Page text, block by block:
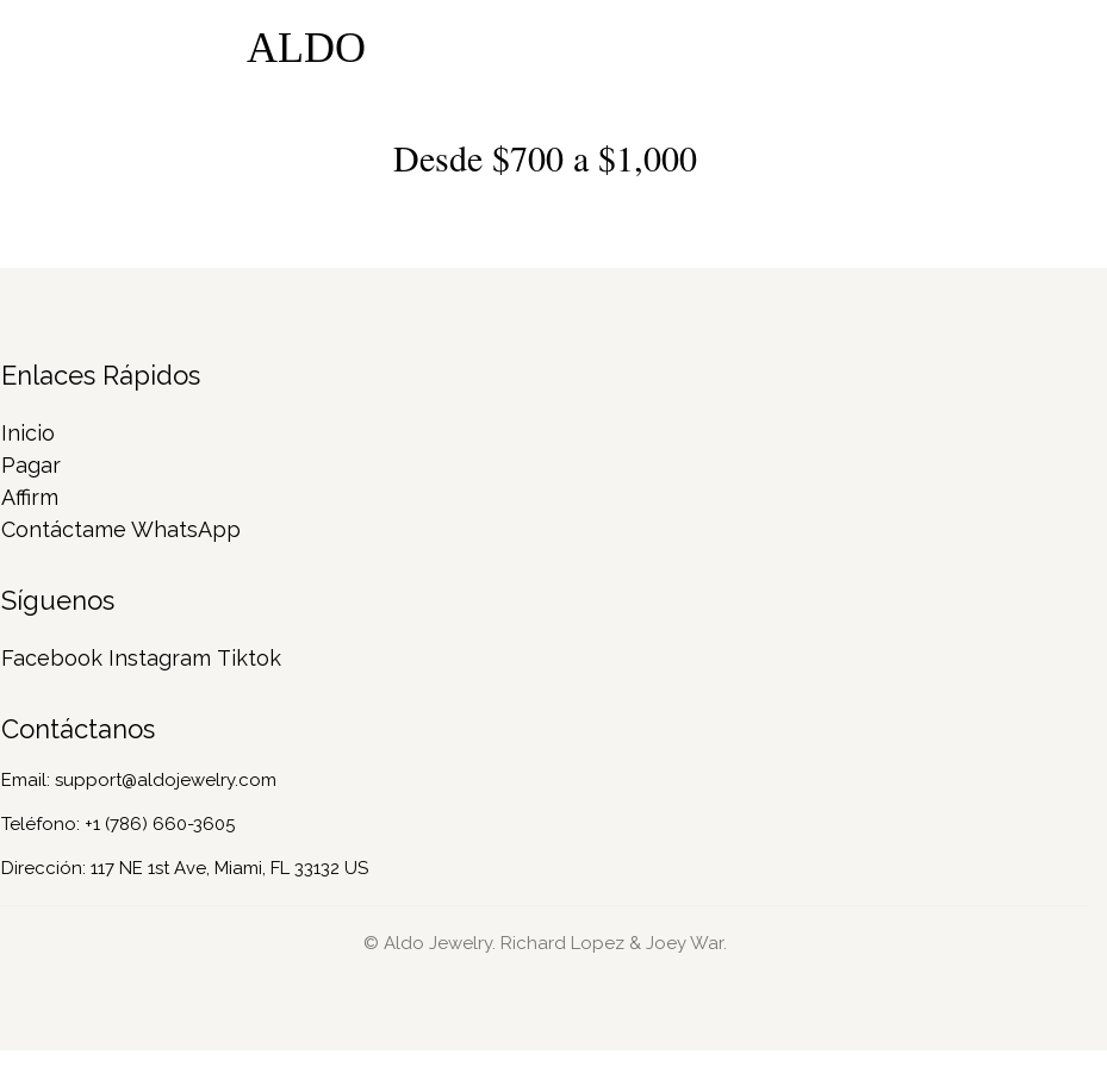
ALDO
Desde $700 a $1,000
Enlaces Rápidos
Inicio
Pagar
Affirm
Contáctame WhatsApp
Síguenos
Facebook Instagram Tiktok
Contáctanos
Email: support@aldojewelry.com
Teléfono: +1 (786) 660-3605
Dirección: 117 NE 1st Ave, Miami, FL 33132 US
© Aldo Jewelry. Richard Lopez & Joey War.